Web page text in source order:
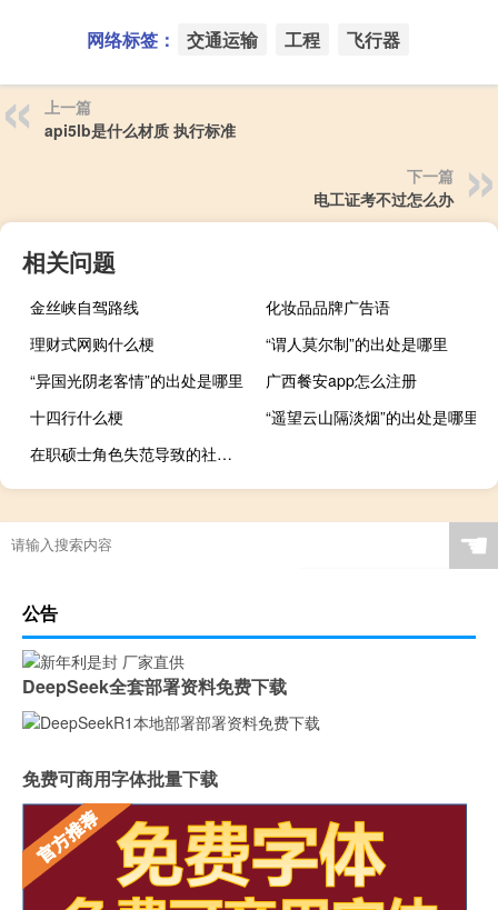
网络标签： 交通运输 工程 飞行器
上一篇
api5lb是什么材质 执行标准
下一篇
电工证考不过怎么办
相关问题
金丝峡自驾路线
化妆品品牌广告语
理财式网购什么梗
“谓人莫尔制”的出处是哪里
“异国光阴老客情”的出处是哪里
广西餐安app怎么注册
十四行什么梗
“遥望云山隔淡烟”的出处是哪里
在职硕士角色失范导致的社会紧张分析
☚
公告
DeepSeek全套部署资料免费下载
免费可商用字体批量下载